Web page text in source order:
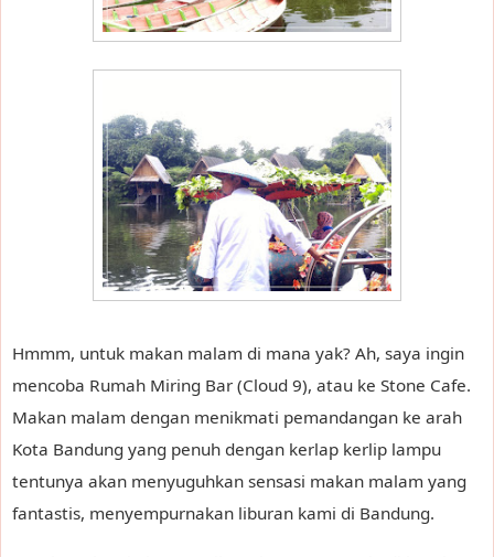
Hmmm, untuk makan malam di mana yak? Ah, saya ingin
mencoba Rumah Miring Bar (Cloud 9), atau ke Stone Cafe.
Makan malam dengan menikmati pemandangan ke arah
Kota Bandung yang penuh dengan kerlap kerlip lampu
tentunya akan menyuguhkan sensasi makan malam yang
fantastis, menyempurnakan liburan kami di Bandung.